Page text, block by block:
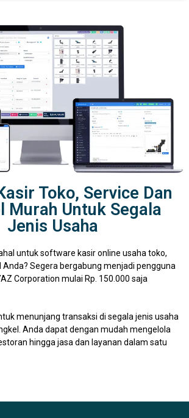
Toko, Service Dan
Murah Untuk Segala
Jenis Usaha
untuk software kasir online usaha toko,
Segera bergabung menjadi pengguna
Corporation mulai Rp. 150.000 saja
menunjang transaksi di segala jenis usaha
Anda dapat dengan mudah mengelola
hingga jasa dan layanan dalam satu